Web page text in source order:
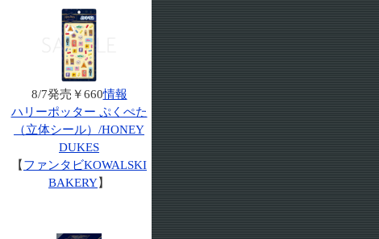
8/7発売￥660情報
ハリーポッター ぷくぺた
（立体シール）/HONEY
DUKES
【 ファンタビKOWALSKI
BAKERY】